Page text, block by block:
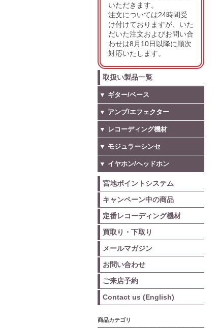
いただきます。
注文については24時間受
け付けておりますが、いた
だいた注文およびお問い合
わせは8月10日以降に順次
対応いたします。
取扱い製品一覧
▼ ギター/ベース
▼ アンプ/エフェクター
▼ レコーディング機材
▼ モジュラーシンセ
▼ イヤホン/ヘッドホン
宮地ポイントシステム
キャンペーン中の商品
定番レコーディング機材
買取り・下取り
メールマガジン
お問い合わせ
ご来店予約
Contact us (English)
商品カテゴリ